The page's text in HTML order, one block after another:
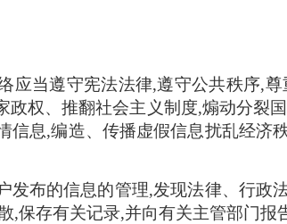
应当遵守宪法法律,遵守公共秩序,
政权、推翻社会主义制度,煽动分裂
信息,编造、传播虚假信息扰乱经济
发布的信息的管理,发现法律、行政
保存有关记录,并向有关主管部门报